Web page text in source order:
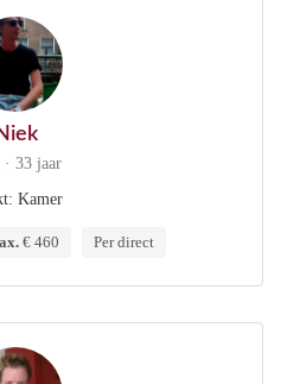
· 33 jaar
Kamer
€ 460 Per direct